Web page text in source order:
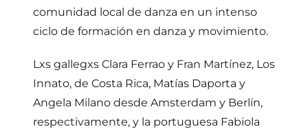
comunidad local de danza en un intenso
ciclo de formación en danza y movimiento.
Lxs gallegxs Clara Ferrao y Fran Martínez, Los
Innato, de Costa Rica, Matías Daporta y
Angela Milano desde Amsterdam y Berlín,
respectivamente, y la portuguesa Fabiola